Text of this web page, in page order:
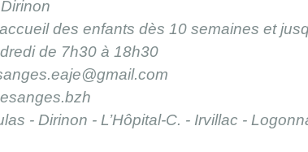
des enfants dès 10 semaines et
de 7h30 à 18h30
- Dirinon - L’Hôpital-C. - Irvillac -